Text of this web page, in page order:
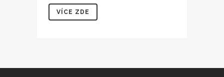
VÍCE ZDE